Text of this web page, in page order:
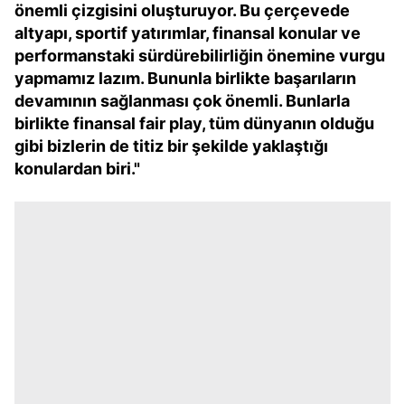
önemli çizgisini oluşturuyor. Bu çerçevede
altyapı, sportif yatırımlar, finansal konular ve
performanstaki sürdürebilirliğin önemine vurgu
yapmamız lazım. Bununla birlikte başarıların
devamının sağlanması çok önemli. Bunlarla
birlikte finansal fair play, tüm dünyanın olduğu
gibi bizlerin de titiz bir şekilde yaklaştığı
konulardan biri."